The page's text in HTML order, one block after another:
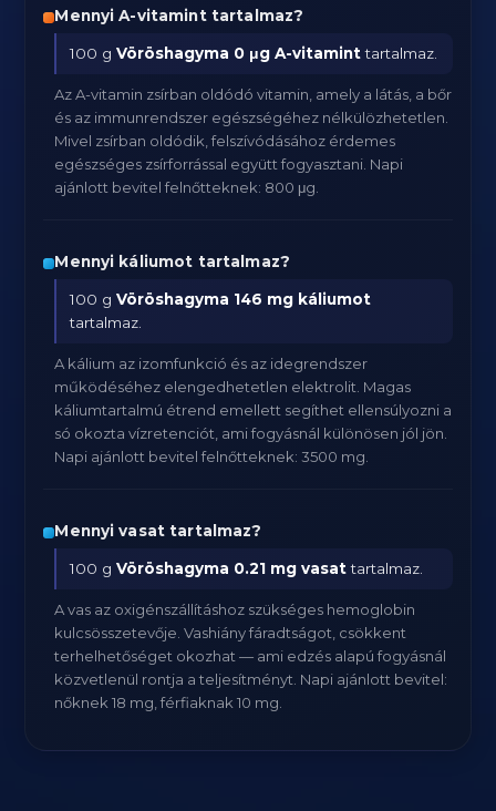
Mennyi A-vitamint tartalmaz?
100 gVöröshagyma 0 μg A-vitaminttartalmaz.
Az A-vitamin zsírban oldódó vitamin, amely a látás, a bőr
és az immunrendszer egészségéhez nélkülözhetetlen.
Mivel zsírban oldódik, felszívódásához érdemes
egészséges zsírforrással együtt fogyasztani. Napi
ajánlott bevitel felnőtteknek: 800 μg.
Mennyi káliumot tartalmaz?
100 gVöröshagyma 146 mg káliumot
tartalmaz.
A kálium az izomfunkció és az idegrendszer
működéséhez elengedhetetlen elektrolit. Magas
káliumtartalmú étrend emellett segíthet ellensúlyozni a
só okozta vízretenciót, ami fogyásnál különösen jól jön.
Napi ajánlott bevitel felnőtteknek: 3500 mg.
Mennyi vasat tartalmaz?
100 gVöröshagyma 0.21 mg vasattartalmaz.
A vas az oxigénszállításhoz szükséges hemoglobin
kulcsösszetevője. Vashiány fáradtságot, csökkent
terhelhetőséget okozhat — ami edzés alapú fogyásnál
közvetlenül rontja a teljesítményt. Napi ajánlott bevitel:
nőknek 18 mg, férfiaknak 10 mg.